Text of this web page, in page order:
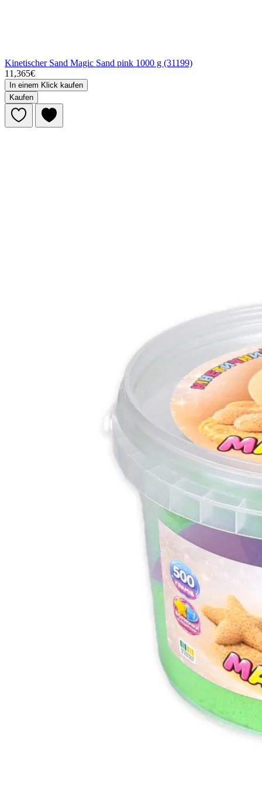
Kinetischer Sand Magic Sand pink 1000 g (31199)
11,365€
In einem Klick kaufen
Kaufen